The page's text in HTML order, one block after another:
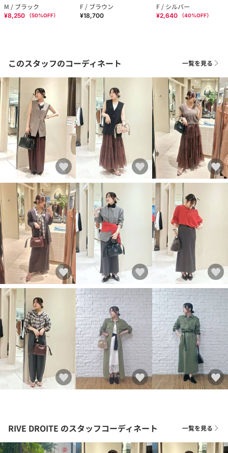
M / ブラック
¥8,250 （50%OFF）
F / ブラウン
¥18,700
F / シルバー
¥2,640 （40%OFF）
このスタッフのコーディネート 一覧を見る
RIVE DROITE のスタッフコーディネート 一覧を見る